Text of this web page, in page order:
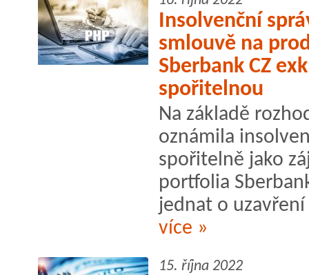
Insolvenční
smlouvě na
Sberbank CZ
spořitelnou
Na základě
oznámila
spořitelně jako
portfolia
jednat o
více »
15. října 2022